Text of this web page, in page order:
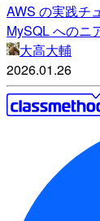
AWS の実践チ
MySQL へのニ
大高大輔
2026.01.26